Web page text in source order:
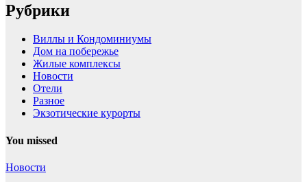
Рубрики
Виллы и Кондоминиумы
Дом на побережье
Жилые комплексы
Новости
Отели
Разное
Экзотические курорты
You missed
Новости